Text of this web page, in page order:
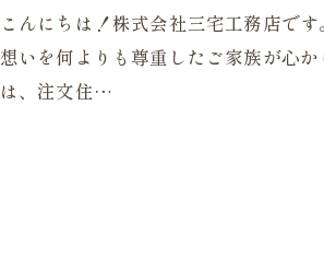
こんにちは！株式会社三宅工務店で
想いを何よりも尊重したご家族が心
は、注文住…